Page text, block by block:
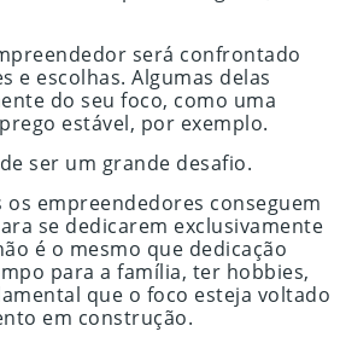
será confrontado
e escolhas. Algumas delas
do seu foco, como uma
estável, por exemplo.
ser um grande desafio.
empreendedores conseguem
se dedicarem exclusivamente
é o mesmo que dedicação
para a família, ter hobbies,
que o foco esteja voltado
em construção.